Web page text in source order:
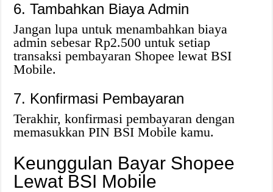
6. Tambahkan Biaya Admin
Jangan lupa untuk menambahkan biaya
admin sebesar Rp2.500 untuk setiap
transaksi pembayaran Shopee lewat BSI
Mobile.
7. Konfirmasi Pembayaran
Terakhir, konfirmasi pembayaran dengan
memasukkan PIN BSI Mobile kamu.
Keunggulan Bayar Shopee
Lewat BSI Mobile